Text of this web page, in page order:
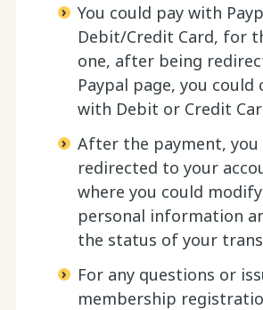
You could pay with
Debit/Credit Card, for
one, after being
Paypal page, you could
with Debit or Credit
After the payment, you
redirected to your
where you could
personal information
the status of your
For any questions or
membership